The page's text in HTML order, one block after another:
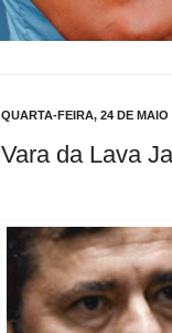
QUARTA-FEIRA, 24 DE MAIO
Vara da Lava